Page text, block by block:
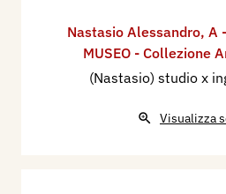
Nastasio Alessandro, A
MUSEO - Collezione
(Nastasio) studio x
Visualizza